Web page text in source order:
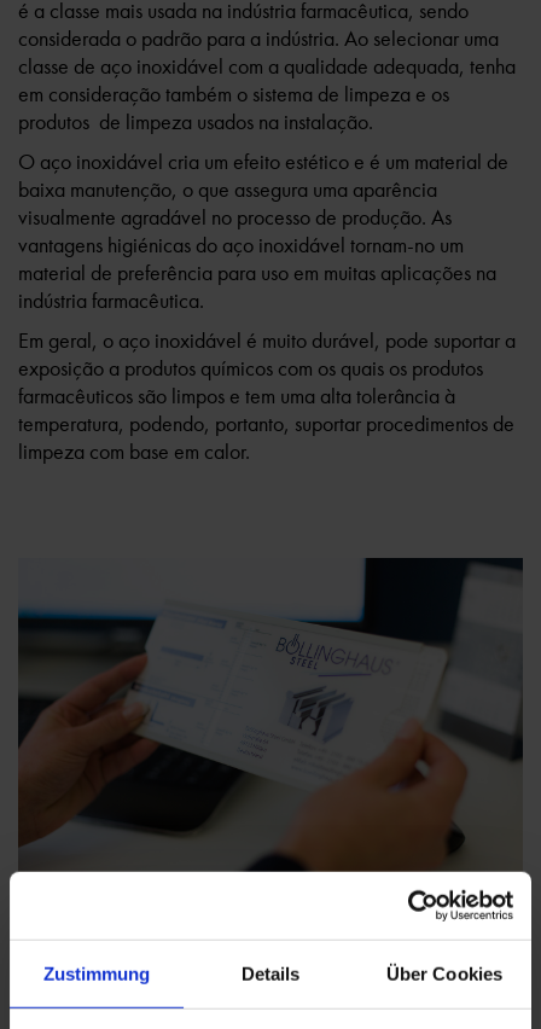
Zustimmung Details Über Cookies
é a classe mais usada na indústria farmacêutica, sendo
considerada o padrão para a indústria. Ao selecionar uma
classe de aço inoxidável com a qualidade adequada, tenha
em consideração também o sistema de limpeza e os
produtos de limpeza usados na instalação.
O aço inoxidável cria um efeito estético e é um material de
baixa manutenção, o que assegura uma aparência
visualmente agradável no processo de produção. As
vantagens higiénicas do aço inoxidável tornam-no um
material de preferência para uso em muitas aplicações na
indústria farmacêutica.
Em geral, o aço inoxidável é muito durável, pode suportar a
exposição a produtos químicos com os quais os produtos
farmacêuticos são limpos e tem uma alta tolerância à
temperatura, podendo, portanto, suportar procedimentos de
limpeza com base em calor.
CONSULTA
A SATISFAÇÃO DO CLIENTE É A